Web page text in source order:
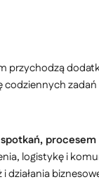
przychodzą
logistykę i